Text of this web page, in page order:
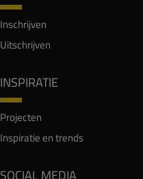
Inschrijven
Uitschrijven
INSPIRATIE
Projecten
Inspiratie en trends